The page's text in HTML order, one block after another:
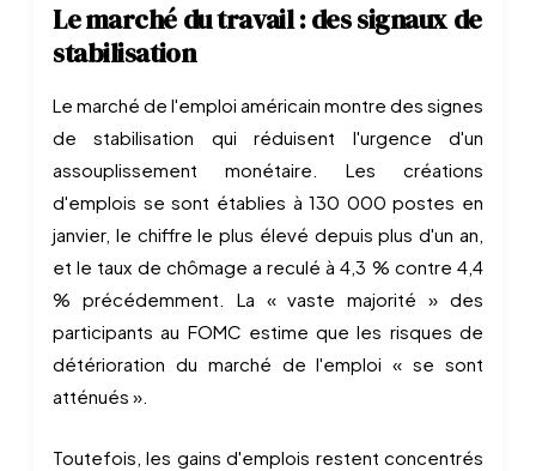
Le marché du travail : des signaux de
stabilisation
Le marché de l'emploi américain montre des signes
de stabilisation qui réduisent l'urgence d'un
assouplissement monétaire. Les créations
d'emplois se sont établies à 130 000 postes en
janvier, le chiffre le plus élevé depuis plus d'un an,
et le taux de chômage a reculé à 4,3 % contre 4,4
% précédemment. La « vaste majorité » des
participants au FOMC estime que les risques de
détérioration du marché de l'emploi « se sont
atténués ».
Toutefois, les gains d'emplois restent concentrés